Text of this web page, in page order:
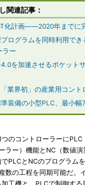
関連記事：
化計画――2020年までに
ログラムを同時利用でき
ラー
を加速させるポケット
業界初」の産業用コント
装備の小型PLC、最小幅
のコントローラーにPLC
ラー）機能とNC（数値
PLCとNCのプログラム
数の工程を同期可能だ。